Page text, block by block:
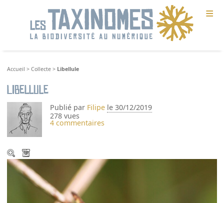
≡
Accueil >Collecte > Libellule
Libellule
Publié par Filipe le 30/12/2019
278 vues
4 commentaires